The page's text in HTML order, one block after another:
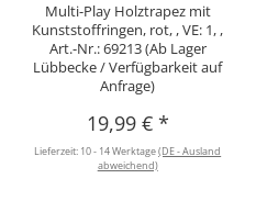
Multi-Play Holztrapez mit
Kunststoffringen, rot, , VE: 1, ,
Art.-Nr.: 69213 (Ab Lager
Lübbecke / Verfügbarkeit auf
Anfrage)
19,99 € *
Lieferzeit: 10 - 14 Werktage(DE - Ausland
abweichend)